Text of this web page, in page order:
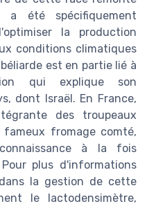
été spécifiquement
la production
conditions climatiques
est en partie lié à
qui explique son
dont Israël. En France,
des troupeaux
fromage comté,
à la fois
plus d'informations
la gestion de cette
le lactodensimètre,